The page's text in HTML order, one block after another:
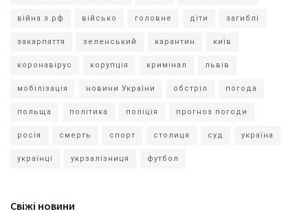
війна з рф військо головне діти загиблі
закарпаття зеленський карантин київ
коронавірус корупція кримінал львів
мобілізація новини України обстріл погода
польща політика поліція прогноз погоди
росія смерть спорт столиця суд україна
українці укрзалізниця футбол
Свіжі новини